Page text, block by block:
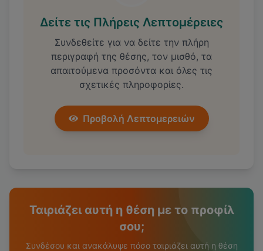
Δείτε τις Πλήρεις Λεπτομέρειες
Συνδεθείτε για να δείτε την πλήρη
περιγραφή της θέσης, τον μισθό, τα
απαιτούμενα προσόντα και όλες τις
σχετικές πληροφορίες.
Προβολή Λεπτομερειών
Ταιριάζει αυτή η θέση με το προφίλ
σου;
Συνδέσου και ανακάλυψε πόσο ταιριάζει αυτή η θέση